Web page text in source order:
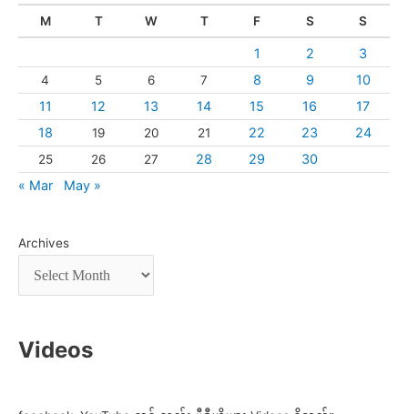
M T W T F S S
1 2 3
4 5 6 7 8 9
10
11
12 13 14 15 16
17
18
19 20 21 22 23 24
25 26 27 28 29
30
« Mar
May »
Archives
Videos